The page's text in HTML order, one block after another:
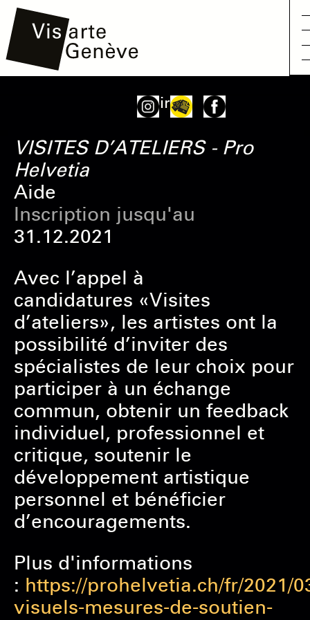
principal
Voir
VISITES D’ATELIERS - Pro
Helvetia
Aide
Inscription jusqu'au
31.12.2021
Avec l’appel à
candidatures «Visites
d’ateliers», les artistes ont la
possibilité d’inviter des
spécialistes de leur choix pour
participer à un échange
commun, obtenir un feedback
individuel, professionnel et
critique, soutenir le
développement artistique
personnel et bénéficier
d’encouragements.
Plus d'informations
: https://prohelvetia.ch/fr/2021/
visuels-mesures-de-soutien-